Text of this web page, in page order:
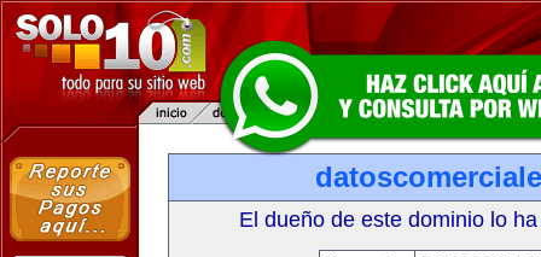
El dueño de este dominio lo